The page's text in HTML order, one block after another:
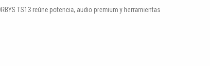
TS13 reúne potencia, audio premium y herramientas